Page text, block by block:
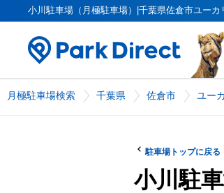
小川駐車場（月極駐車場）|千葉県佐倉市ユー
月極駐車場検索 千葉県 佐倉市 ユー
駐車場トップに戻る
小川駐